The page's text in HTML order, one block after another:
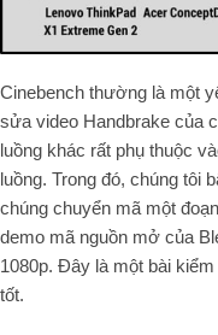
Cinebench thường là một
sửa video Handbrake của
luồng khác rất phụ thuộc
luồng. Trong đó, chúng tôi
chúng chuyển mã một
demo mã nguồn mở của
1080p. Đây là một bài
tốt.